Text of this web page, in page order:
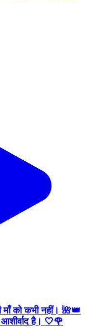
माँ को कभी नहीं। 🌺👑
है। 🤍🌹